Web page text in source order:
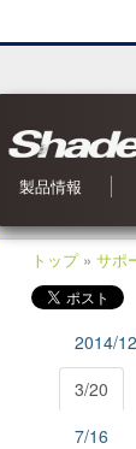
製品情報
Shade3D Ver.27
CG入力支援サービ
BIM/CIM 設計照査
ブロックUIプログ
3Dパラメトリック
Civil・Ultimate と
Shade3D SDK
Shade3D AI 生成
Shade3D
マジカルスケッチ
Shade3D 公式ガ
Shade3D 検定ガ
Shade3D
Shade3D 実用3D
トップ» サポ
2014/
3/20
7/16